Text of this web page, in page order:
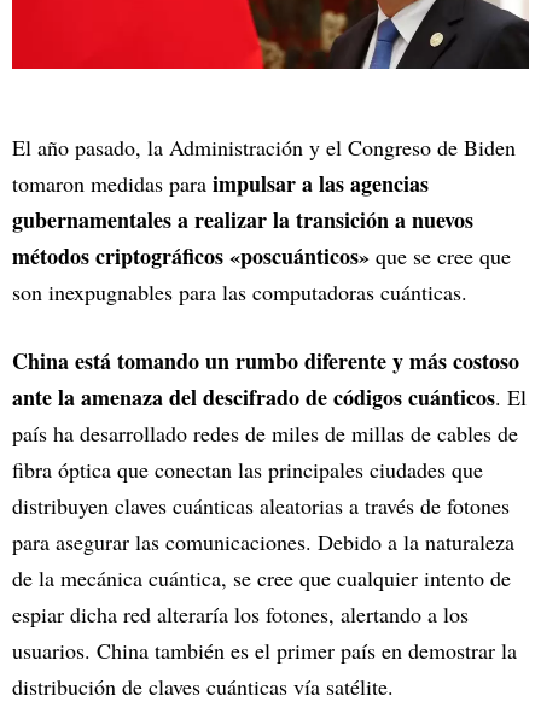
El año pasado, la Administración y el Congreso de Biden
tomaron medidas para impulsar a las agencias
gubernamentales a realizar la transición a nuevos
métodos criptográficos «poscuánticos» que se cree que
son inexpugnables para las computadoras cuánticas.
China está tomando un rumbo diferente y más costoso
ante la amenaza del descifrado de códigos cuánticos. El
país ha desarrollado redes de miles de millas de cables de
fibra óptica que conectan las principales ciudades que
distribuyen claves cuánticas aleatorias a través de fotones
para asegurar las comunicaciones. Debido a la naturaleza
de la mecánica cuántica, se cree que cualquier intento de
espiar dicha red alteraría los fotones, alertando a los
usuarios. China también es el primer país en demostrar la
distribución de claves cuánticas vía satélite.